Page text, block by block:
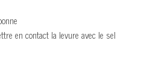
en contact la levure avec le sel